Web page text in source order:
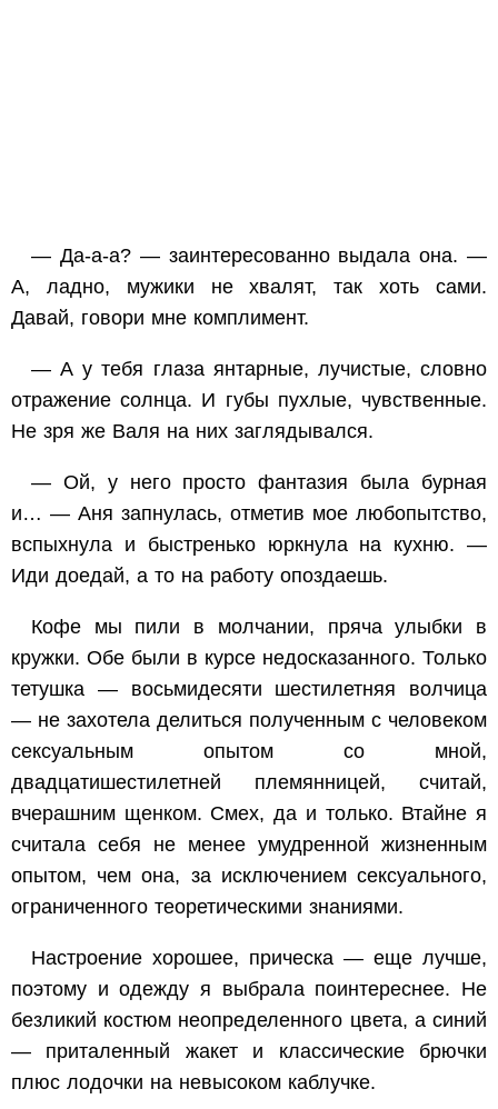
— Да-а-а? — заинтересованно выдала она. —
А, ладно, мужики не хвалят, так хоть сами.
Давай, говори мне комплимент.
— А у тебя глаза янтарные, лучистые, словно
отражение солнца. И губы пухлые, чувственные.
Не зря же Валя на них заглядывался.
— Ой, у него просто фантазия была бурная
и… — Аня запнулась, отметив мое любопытство,
вспыхнула и быстренько юркнула на кухню. —
Иди доедай, а то на работу опоздаешь.
Кофе мы пили в молчании, пряча улыбки в
кружки. Обе были в курсе недосказанного. Только
тетушка — восьмидесяти шестилетняя волчица
— не захотела делиться полученным с человеком
сексуальным опытом со мной,
двадцатишестилетней племянницей, считай,
вчерашним щенком. Смех, да и только. Втайне я
считала себя не менее умудренной жизненным
опытом, чем она, за исключением сексуального,
ограниченного теоретическими знаниями.
Настроение хорошее, прическа — еще лучше,
поэтому и одежду я выбрала поинтереснее. Не
безликий костюм неопределенного цвета, а синий
— приталенный жакет и классические брючки
плюс лодочки на невысоком каблучке.